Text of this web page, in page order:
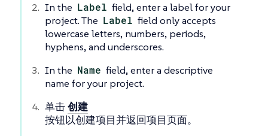
In the Label field, enter a label for your
project. The Label field only accepts
lowercase letters, numbers, periods,
hyphens, and underscores.
In the Name field, enter a descriptive
name for your project.
单击创建
按钮以创建项目并返回项目页面。